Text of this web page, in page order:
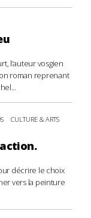
l’auteur vosgien
roman reprenant
CULTURE & ARTS
décrire le choix
vers la peinture